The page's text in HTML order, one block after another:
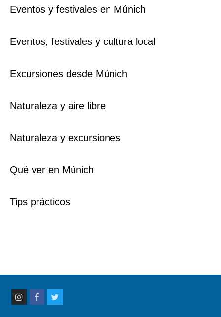
Eventos y festivales en Múnich
Eventos, festivales y cultura local
Excursiones desde Múnich
Naturaleza y aire libre
Naturaleza y excursiones
Qué ver en Múnich
Tips prácticos